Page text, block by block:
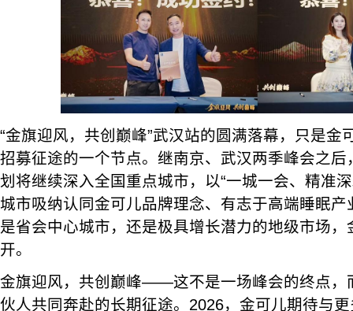
“金旗迎风，共创巅峰”武汉站的圆满落幕，只是金
招募征途的一个节点。继南京、武汉两季峰会之
划将继续深入全国重点城市，以“一城一会、精准
城市吸纳认同金可儿品牌理念、有志于高端睡眠
是省会中心城市，还是极具增长潜力的地级市场
开。
金旗迎风，共创巅峰——这不是一场峰会的终点，
伙人共同奔赴的长期征途。2026，金可儿期待与